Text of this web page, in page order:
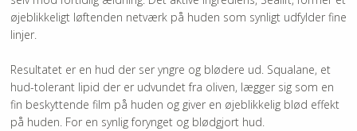
øjeblikkeligt løftenden netværk på huden som synligt udfylder fine
linjer.
Resultatet er en hud der ser yngre og blødere ud. Squalane, et
hud-tolerant lipid der er udvundet fra oliven, lægger sig som en
fin beskyttende film på huden og giver en øjeblikkelig blød effekt
på huden. For en synlig forynget og blødgjort hud.